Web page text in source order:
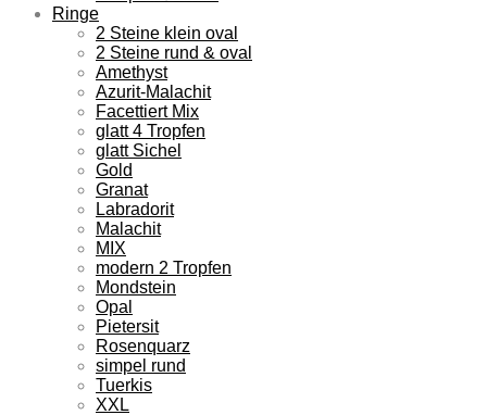
Ringe
2 Steine klein oval
2 Steine rund & oval
Amethyst
Azurit-Malachit
Facettiert Mix
glatt 4 Tropfen
glatt Sichel
Gold
Granat
Labradorit
Malachit
MIX
modern 2 Tropfen
Mondstein
Opal
Pietersit
Rosenquarz
simpel rund
Tuerkis
XXL